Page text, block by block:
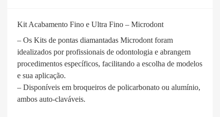
Kit Acabamento Fino e Ultra Fino – Microdont
– Os Kits de pontas diamantadas Microdont foram
idealizados por profissionais de odontologia e abrangem
procedimentos específicos, facilitando a escolha de modelos
e sua aplicação.
– Disponíveis em broqueiros de policarbonato ou alumínio,
ambos auto-claváveis.